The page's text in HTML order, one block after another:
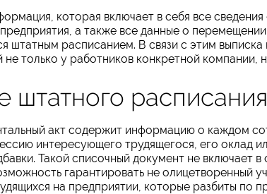
которая включает в себя все
а также все данные о
штатным расписанием. В связи с этим выписка
не только у работников конкретной компании,
штатного расписания
акт содержит информацию о каждом
интересующего трудящегося, его оклад
Такой списочный документ не включает
гарантировать не олицетворенный
на предприятии, которые разбиты по